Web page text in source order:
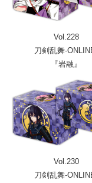
Vol.228
刀剣乱舞-
『岩融』
Vol.230
刀剣乱舞-